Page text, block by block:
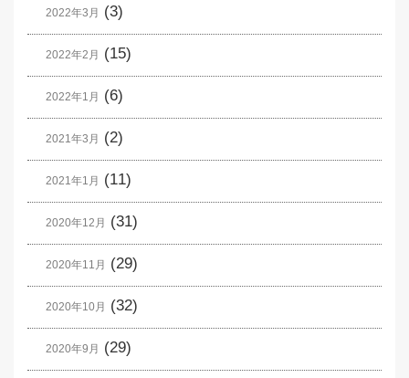
2022年3月 (3)
2022年2月 (15)
2022年1月 (6)
2021年3月 (2)
2021年1月 (11)
2020年12月 (31)
2020年11月 (29)
2020年10月 (32)
2020年9月 (29)